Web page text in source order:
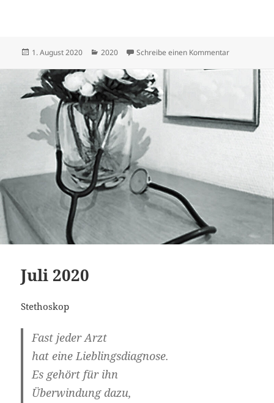
Veröffentlicht
1. August 2020 Kategorien
2020 Schreibe einen Kommentarzu August
Juli 2020
Stethoskop
Fast jeder Arzt
hat eine Lieblingsdiagnose.
Es gehört für ihn
Überwindung dazu,